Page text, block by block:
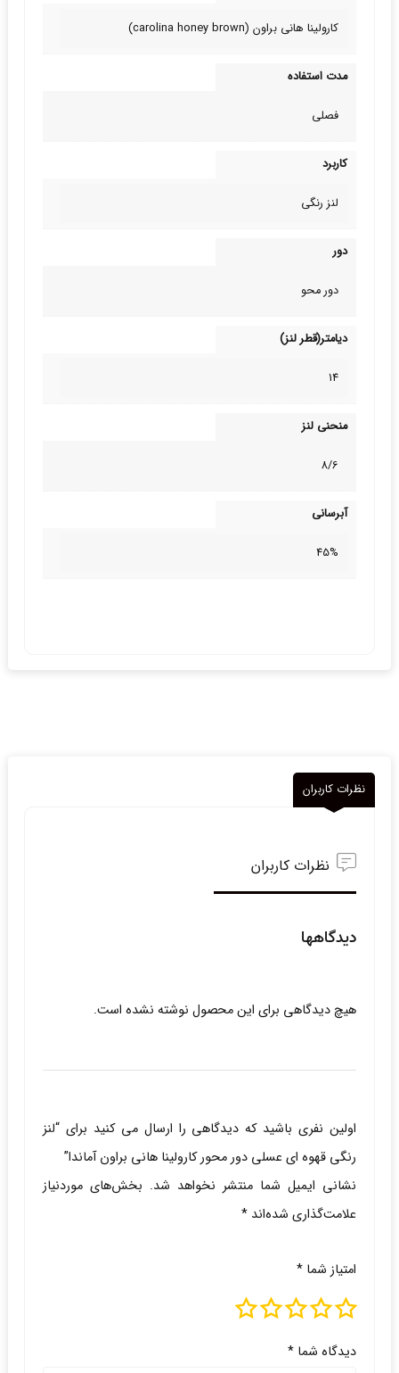
کارولینا هانی براون (carolina honey brown)
مدت استفاده
فصلی
کاربرد
لنز رنگی
دور
دور محو
دیامتر(قطر لنز)
14
منحنی لنز
8/6
آبرسانی
45%
نظرات کاربران
نظرات کاربران
دیدگاهها
هیچ دیدگاهی برای این محصول نوشته نشده است.
اولین نفری باشید که دیدگاهی را ارسال می کنید برای “لنز
رنگی قهوه ای عسلی دور محور کارولینا هانی براون آماندا”
نشانی ایمیل شما منتشر نخواهد شد. بخش‌های موردنیاز
علامت‌گذاری شده‌اند *
امتیاز شما *
دیدگاه شما *